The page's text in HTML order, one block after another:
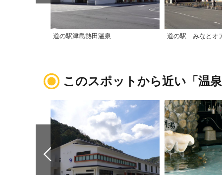
道の駅津島熱田温泉
このスポットから近い「温泉